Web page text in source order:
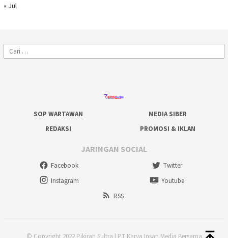
« Jul
Cari
untuk:
SOP WARTAWAN
MEDIA SIBER
REDAKSI
PROMOSI & IKLAN
JARINGAN SOCIAL
Facebook
Twitter
Instagram
Youtube
RSS